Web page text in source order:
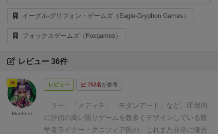
イーグル-グリフォン・ゲームズ（Eagle-Gryphon Games）
フォックスゲームズ（Foxgames）
レビュー 36件
レビュー 752名が参考
「ラー」「メディチ」「モダンアート」など、圧倒的
に評価の高い競りゲームを数多くデザインしている数
学者ライナー・クニツィア氏の、これまた非常に優秀
神
Bluebear